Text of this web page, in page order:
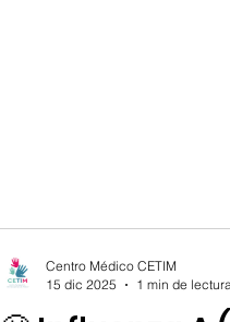
Centro Médico CETIM
15 dic 2025
1 min de